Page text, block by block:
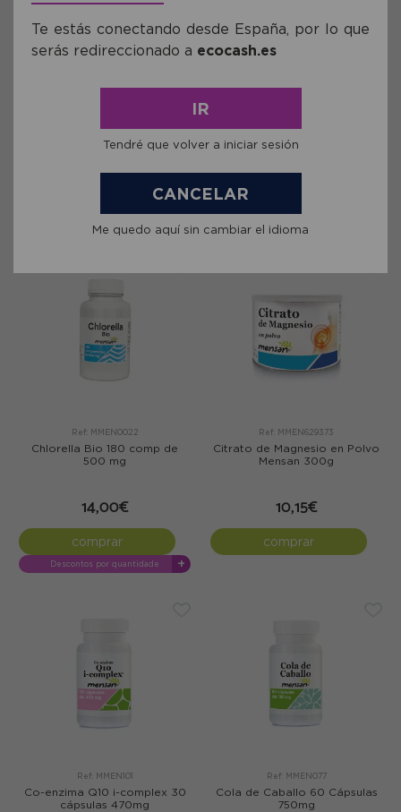
Ref: MMEN064 Ref: MMEN0222
Ref: MMEN0022
Chlorella Bio 180 comp de
500 mg
14,00€
comprar
Descontos por quantidade +
Ref: MMEN629373
Citrato de Magnesio en Polvo
Mensan 300g
10,15€
comprar
Ref: MMEN101
Co-enzima Q10 i-complex 30
cápsulas 470mg
Ref: MMEN077
Cola de Caballo 60 Cápsulas
750mg
Te estás conectando desde España, por lo que
serás redireccionado a ecocash.es
IR
Tendré que volver a iniciar sesión
CANCELAR
Me quedo aquí sin cambiar el idioma